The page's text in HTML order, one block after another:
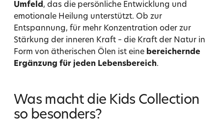
Umfeld , das die persönliche Entwicklung und
emotionale Heilung unterstützt. Ob zur
Entspannung, für mehr Konzentration oder zur
Stärkung der inneren Kraft – die Kraft der Natur in
Form von ätherischen Ölen ist eine bereichernde
Ergänzung für jeden Lebensbereich.
Was macht die Kids Collection
so besonders?